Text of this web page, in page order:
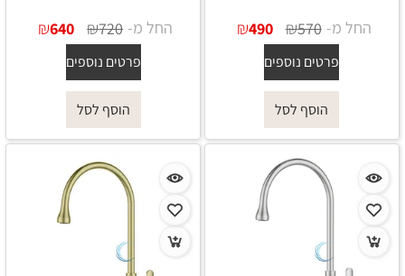
החל מ- ₪570
₪490
פרטים נוספים
הוסף לסל
החל מ- ₪720
₪640
פרטים נוספים
הוסף לסל